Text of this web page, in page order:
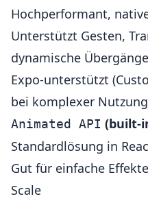
Hochperformant,
Unterstützt Gesten,
dynamische Übergänge
Expo-unterstützt
bei komplexer
Animated API (built-
Standardlösung in
Gut für einfache
Scale